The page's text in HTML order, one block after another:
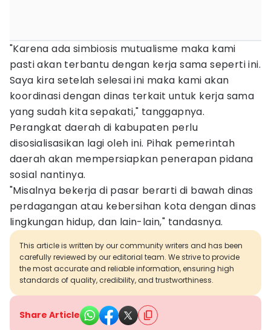
"Karena ada simbiosis mutualisme maka kami
pasti akan terbantu dengan kerja sama seperti ini.
Saya kira setelah selesai ini maka kami akan
koordinasi dengan dinas terkait untuk kerja sama
yang sudah kita sepakati," tanggapnya.
Perangkat daerah di kabupaten perlu
disosialisasikan lagi oleh ini. Pihak pemerintah
daerah akan mempersiapkan penerapan pidana
sosial nantinya.
"Misalnya bekerja di pasar berarti di bawah dinas
perdagangan atau kebersihan kota dengan dinas
lingkungan hidup, dan lain-lain," tandasnya.
This article is written by our community writers and has been
carefully reviewed by our editorial team. We strive to provide
the most accurate and reliable information, ensuring high
standards of quality, credibility, and trustworthiness.
Share Article